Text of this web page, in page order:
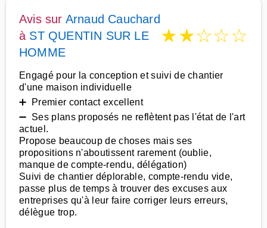
Avis sur Arnaud Cauchard
à ST QUENTIN SUR LE
HOMME
★★☆☆☆
Engagé pour la conception et suivi de chantier
d'une maison individuelle
➕ Premier contact excellent
➖ Ses plans proposés ne reflètent pas l'état de l'art
actuel.
Propose beaucoup de choses mais ses
propositions n'aboutissent rarement (oublie,
manque de compte-rendu, délégation)
Suivi de chantier déplorable, compte-rendu vide,
passe plus de temps à trouver des excuses aux
entreprises qu'à leur faire corriger leurs erreurs,
délègue trop.